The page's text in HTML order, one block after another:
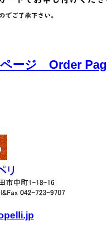
ページ Order